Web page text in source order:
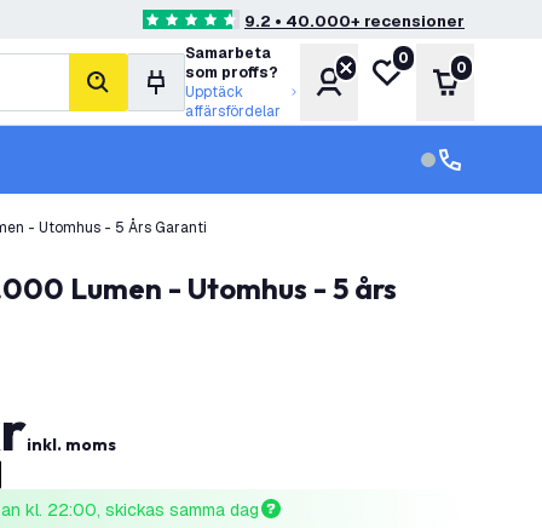
4.6 stjärnbetyg9.2 • 40.000+ recensioner
sök
Samarbeta
som proffs?
Upptäck
affärsfördelar
KontoMin önskelista
0
Varukorg
0
kundservice
kundservice
- Utomhus - 5 Års Garanti
inkl. moms
kl. 22:00, skickas samma dag